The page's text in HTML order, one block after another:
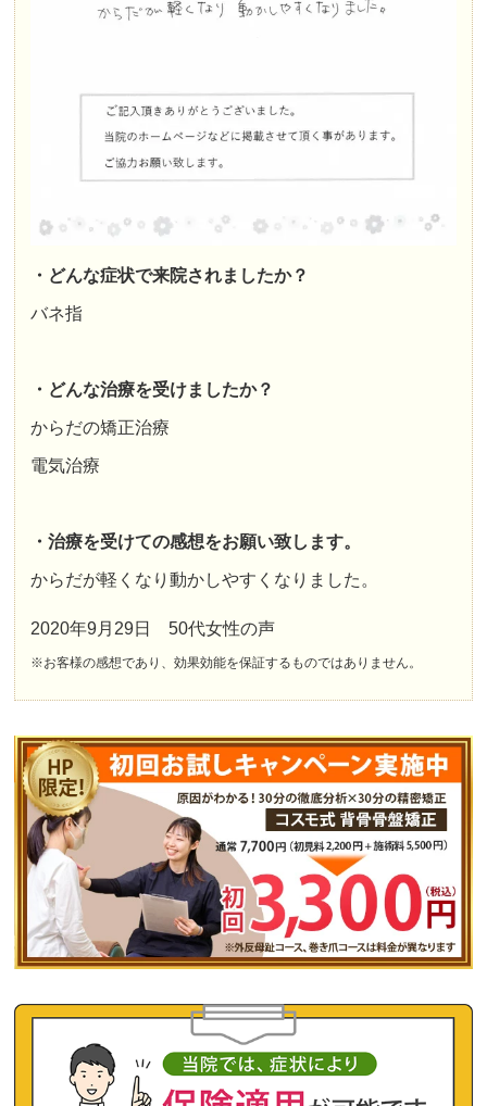
・どんな症状で来院されましたか？
バネ指
・どんな治療を受けましたか？
からだの矯正治療
電気治療
・治療を受けての感想をお願い致します。
からだが軽くなり動かしやすくなりました。
2020年9月29日 50代女性の声
※お客様の感想であり、効果効能を保証するものではありません。